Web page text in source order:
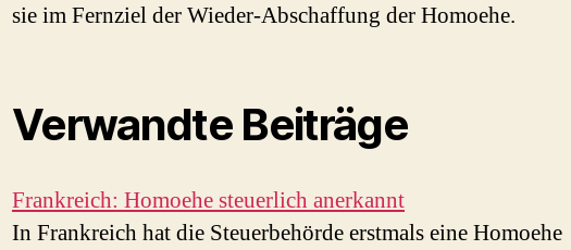
sie im Fernziel der Wieder-Abschaffung der Homoehe.
Verwandte Beiträge
Frankreich: Homoehe steuerlich anerkannt
In Frankreich hat die Steuerbehörde erstmals eine Homoehe